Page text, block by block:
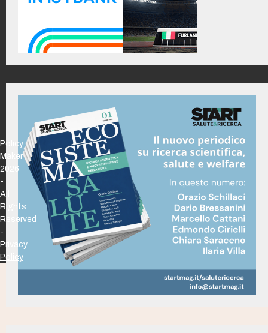
Policy
Maker
2026
-
All
Rights
Reserved
-
Privacy
Policy